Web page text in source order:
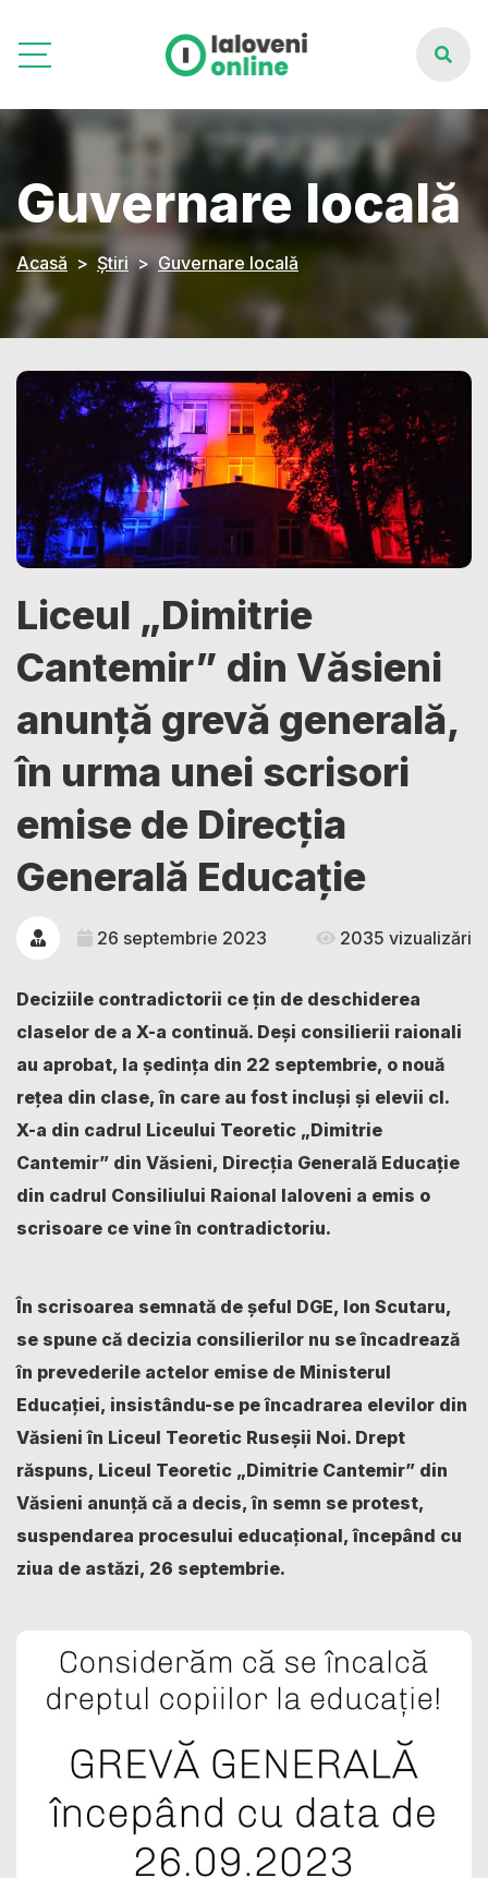
Guvernare locală
Acasă Știri Guvernare locală
Liceul „Dimitrie
Cantemir” din Văsieni
anunță grevă generală,
în urma unei scrisori
emise de Direcția
Generală Educație
26 septembrie 2023 2035 vizualizări
Deciziile contradictorii ce țin de deschiderea
claselor de a X-a continuă. Deși consilierii raionali
au aprobat, la ședința din 22 septembrie, o nouă
rețea din clase, în care au fost incluși și elevii cl.
X-a din cadrul Liceului Teoretic „Dimitrie
Cantemir” din Văsieni, Direcția Generală Educație
din cadrul Consiliului Raional Ialoveni a emis o
scrisoare ce vine în contradictoriu.
În scrisoarea semnată de șeful DGE, Ion Scutaru,
se spune că decizia consilierilor nu se încadrează
în prevederile actelor emise de Ministerul
Educației, insistându-se pe încadrarea elevilor din
Văsieni în Liceul Teoretic Ruseșii Noi. Drept
răspuns, Liceul Teoretic „Dimitrie Cantemir” din
Văsieni anunță că a decis, în semn se protest,
suspendarea procesului educațional, începând cu
ziua de astăzi, 26 septembrie.